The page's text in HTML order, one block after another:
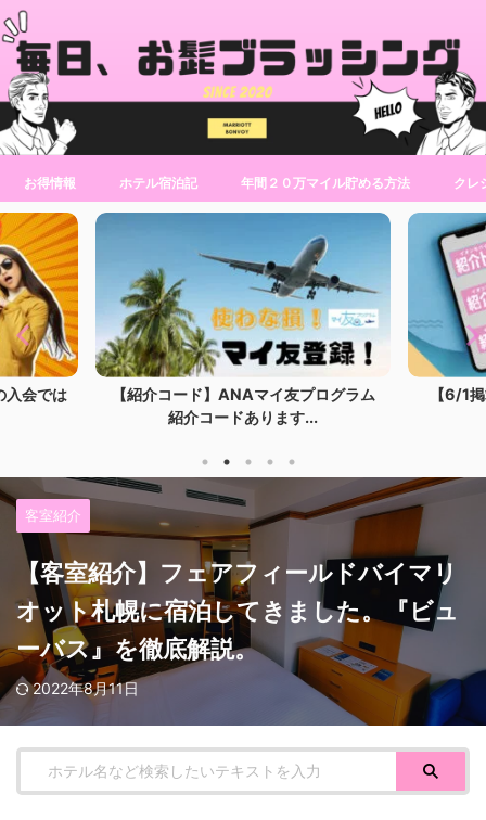
お得情報 ホテル宿泊記 年間２０万マイル貯める方法 クレ
グラム
【6/1掲載】イオンモバイル開設時に
1000WAONと...
【紹介
客室紹介
【客室紹介】フェアフィールドバイマリ
オット札幌に宿泊してきました。『ビュ
ーバス』を徹底解説。
2022年8月11日